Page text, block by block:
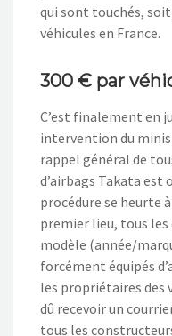
qui sont touchés,
véhicules en France.
300 € par
C’est finalement en
intervention du
rappel général de
d’airbags Takata est
procédure se heurte
premier lieu, tous les
modèle (année/
forcément équipés
les propriétaires des
dû recevoir un
tous les